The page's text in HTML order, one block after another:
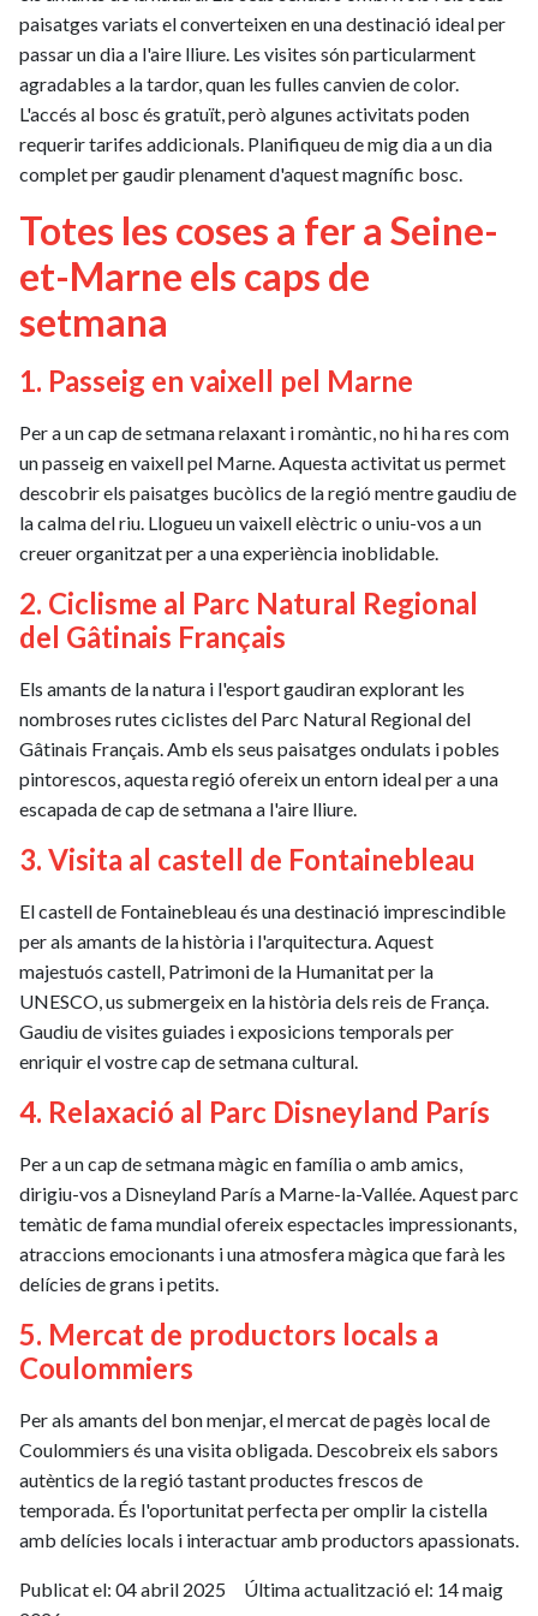
paisatges variats el converteixen en una destinació ideal per
passar un dia a l'aire lliure. Les visites són particularment
agradables a la tardor, quan les fulles canvien de color.
L'accés al bosc és gratuït, però algunes activitats poden
requerir tarifes addicionals. Planifiqueu de mig dia a un dia
complet per gaudir plenament d'aquest magnífic bosc.
Totes les coses a fer a Seine-
et-Marne els caps de
setmana
1. Passeig en vaixell pel Marne
Per a un cap de setmana relaxant i romàntic, no hi ha res com
un passeig en vaixell pel Marne. Aquesta activitat us permet
descobrir els paisatges bucòlics de la regió mentre gaudiu de
la calma del riu. Llogueu un vaixell elèctric o uniu-vos a un
creuer organitzat per a una experiència inoblidable.
2. Ciclisme al Parc Natural Regional
del Gâtinais Français
Els amants de la natura i l'esport gaudiran explorant les
nombroses rutes ciclistes del Parc Natural Regional del
Gâtinais Français. Amb els seus paisatges ondulats i pobles
pintorescos, aquesta regió ofereix un entorn ideal per a una
escapada de cap de setmana a l'aire lliure.
3. Visita al castell de Fontainebleau
El castell de Fontainebleau és una destinació imprescindible
per als amants de la història i l'arquitectura. Aquest
majestuós castell, Patrimoni de la Humanitat per la
UNESCO, us submergeix en la història dels reis de França.
Gaudiu de visites guiades i exposicions temporals per
enriquir el vostre cap de setmana cultural.
4. Relaxació al Parc Disneyland París
Per a un cap de setmana màgic en família o amb amics,
dirigiu-vos a Disneyland París a Marne-la-Vallée. Aquest parc
temàtic de fama mundial ofereix espectacles impressionants,
atraccions emocionants i una atmosfera màgica que farà les
delícies de grans i petits.
5. Mercat de productors locals a
Coulommiers
Per als amants del bon menjar, el mercat de pagès local de
Coulommiers és una visita obligada. Descobreix els sabors
autèntics de la regió tastant productes frescos de
temporada. És l'oportunitat perfecta per omplir la cistella
amb delícies locals i interactuar amb productors apassionats.
Publicat el: 04 abril 2025 Última actualització el: 14 maig